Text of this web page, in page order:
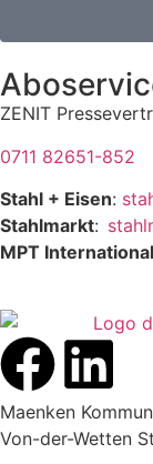
ZENIT
0711 82651-852
Stahl + Eisen:
Stahlmarkt:
MPT International
Maenken
Von-der-Wetten